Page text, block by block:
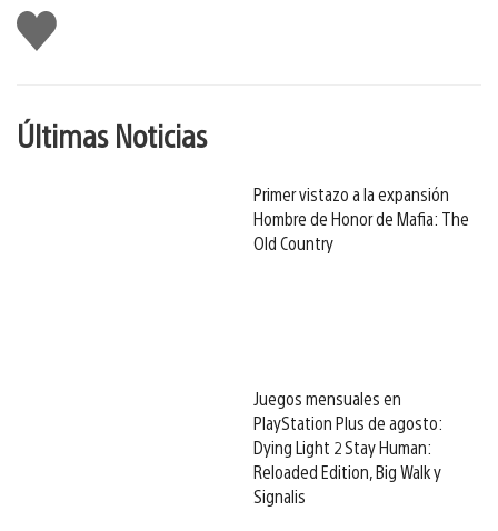
Me
gusta
Últimas Noticias
Primer vistazo a la expansión
Hombre de Honor de Mafia: The
Old Country
Juegos mensuales en
PlayStation Plus de agosto:
Dying Light 2 Stay Human:
Reloaded Edition, Big Walk y
Signalis